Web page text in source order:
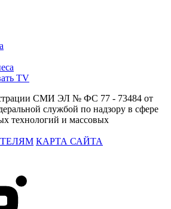
TV
СМИ ЭЛ № ФС 77 - 73484 от
службой по надзору в сфере
технологий и массовых
КАРТА САЙТА